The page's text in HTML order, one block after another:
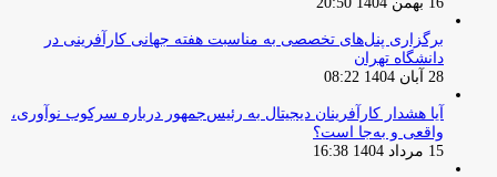
برگزاری پنل‌های تخصصی به مناسبت هفته جهانی کارآفرینی در
دانشگاه تهران
28 آبان 1404 08:22
آیا هشدار کارآفرینان دیجیتال به رئیس‌جمهور درباره سرکوب نوآوری،
واقعی و به‌جا است؟
15 مرداد 1404 16:38